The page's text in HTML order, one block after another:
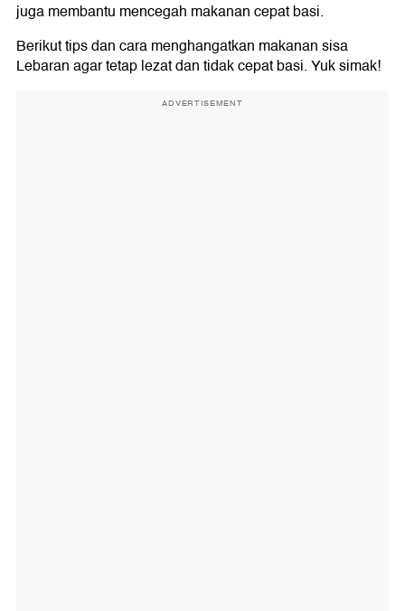
juga membantu mencegah makanan cepat basi.
Berikut tips dan cara menghangatkan makanan sisa
Lebaran agar tetap lezat dan tidak cepat basi. Yuk simak!
ADVERTISEMENT